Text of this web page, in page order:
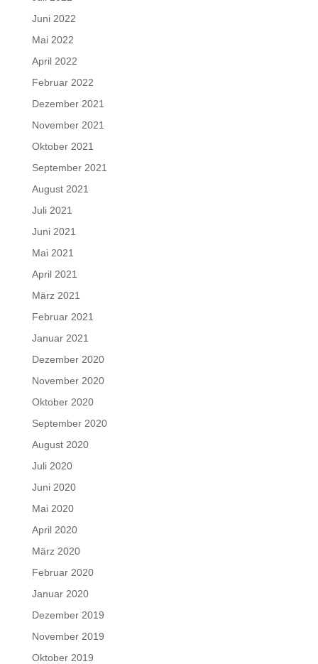
Juni 2022
Mai 2022
April 2022
Februar 2022
Dezember 2021
November 2021
Oktober 2021
September 2021
August 2021
Juli 2021
Juni 2021
Mai 2021
April 2021
März 2021
Februar 2021
Januar 2021
Dezember 2020
November 2020
Oktober 2020
September 2020
August 2020
Juli 2020
Juni 2020
Mai 2020
April 2020
März 2020
Februar 2020
Januar 2020
Dezember 2019
November 2019
Oktober 2019